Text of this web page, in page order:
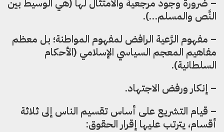
النَّص والمسلم…).
– مفهوم الرَّعية الرافض لمفهوم المواطنة؛ بل معظم
مفاهيم المعجم السياسي الإسلامي (الأحكام
السلطانية).
– إنكار ورفض الاجتهاد.
– قيام التشريع على أساس تقسيم الناس إلى ثلاثة
أقسام، يترتب عليها إقرار الحقوق: